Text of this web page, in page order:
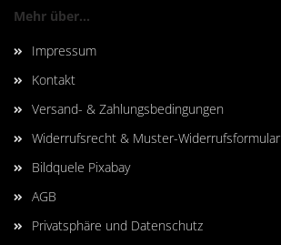
Mehr über...
Impressum
Kontakt
Versand- & Zahlungsbedingungen
Widerrufsrecht & Muster-Widerrufsformular
Bildquele Pixabay
AGB
Privatsphäre und Datenschutz